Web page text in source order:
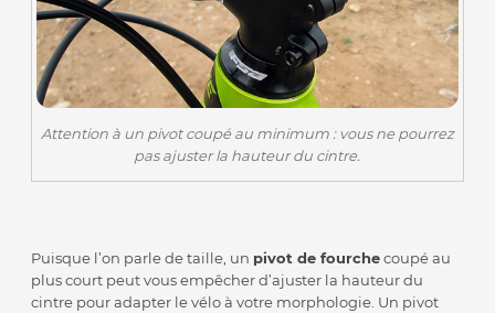
Attention à un pivot coupé au minimum : vous ne pourrez
pas ajuster la hauteur du cintre.
Puisque l’on parle de taille, un pivot de fourchecoupé au
plus court peut vous empêcher d’ajuster la hauteur du
cintre pour adapter le vélo à votre morphologie. Un pivot